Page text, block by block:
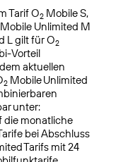
Tarif O2 Mobile S,
Mobile Unlimited M
L gilt für O2
Vorteil
aktuellen
2 Mobile Unlimited
unter:
die monatliche
bei Abschluss
Tarifs mit 24